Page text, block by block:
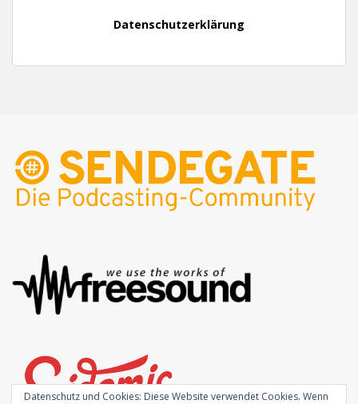
Datenschutzerklärung
Datenschutz und Cookies: Diese Website verwendet Cookies. Wenn